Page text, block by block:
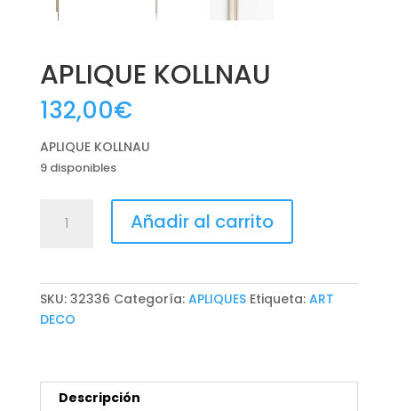
APLIQUE KOLLNAU
132,00€
APLIQUE KOLLNAU
9 disponibles
KOLLNAU
Añadir al carrito
SKU: 32336 Categoría: APLIQUES Etiqueta: ART
DECO
Descripción